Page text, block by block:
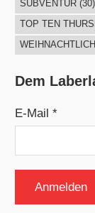
SUBVENTUR(30)
TOP TEN
WEIHNACHTLICH
Dem
E-Mail *